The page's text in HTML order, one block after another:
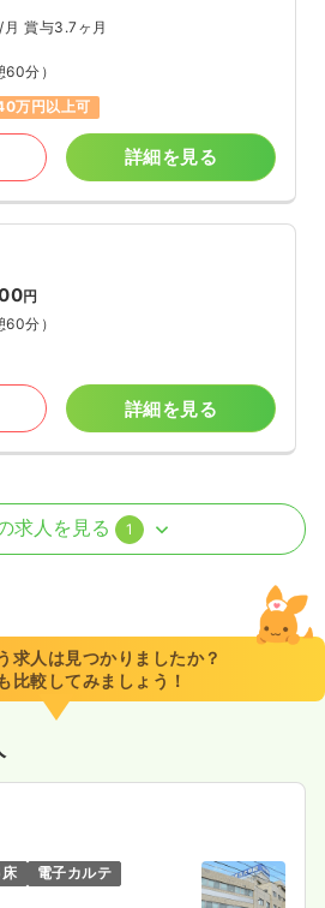
/月 賞与3.7ヶ月
60分）
万円以上可
詳細を見る
円
60分）
詳細を見る
60分）
以上可
求人を見る 1
求人は見つかりましたか？
比較してみましょう！
電子カルテ